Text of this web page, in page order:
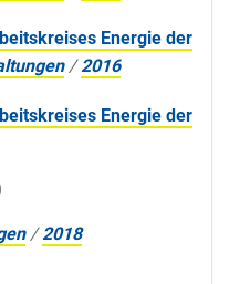
Energie der
/2016
Energie der
/2018